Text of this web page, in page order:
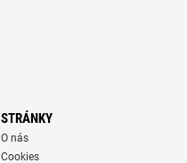
STRÁNKY
O nás
Cookies